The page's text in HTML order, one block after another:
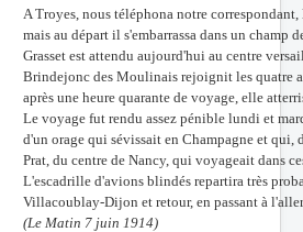
A Troyes, nous téléphona notre
mais au départ il s'embarrassa dans un champ
Grasset est attendu aujourd'hui au centre
Brindejonc des Moulinais rejoignit les quatre
après une heure quarante de voyage, elle
Le voyage fut rendu assez pénible lundi et
d'un orage qui sévissait en Champagne et
Prat, du centre de Nancy, qui voyageait dans
L'escadrille d'avions blindés repartira très
Villacoublay-Dijon et retour, en passant à
(Le Matin 7 juin 1914)